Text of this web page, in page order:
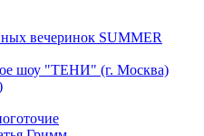
вечеринок SUMMER
шоу "ТЕНИ" (г. Москва)